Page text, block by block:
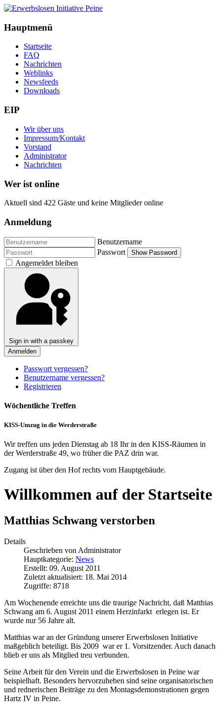
Hauptmenü
Startseite
FAQ
Nachrichten
Weblinks
Newsfeeds
Downloads
EIP
Wir über uns
Impressum/Kontakt
Vorstand
Administrator
Nachrichten
Wer ist online
Aktuell sind 422 Gäste und keine Mitglieder online
Anmeldung
Benutzername
Passwort
Show Password
Angemeldet bleiben
Sign in with a passkey
Anmelden
Passwort vergessen?
Benutzername vergessen?
Registrieren
Wöchentliche Treffen
KISS-Umzug in die Werderstraße
Wir treffen uns jeden Dienstag ab 18 Ihr in den KISS-Räumen in
der Werderstraße 49, wo früher die PAZ drin war.
Zugang ist über den Hof rechts vom Hauptgebäude.
Willkommen auf der Startseite
Matthias Schwang verstorben
Details
Geschrieben von Administrator
Hauptkategorie: News
Erstellt: 09. August 2011
Zuletzt aktualisiert: 18. Mai 2014
Zugriffe: 8718
Am Wochenende erreichte uns die traurige Nachricht, daß Matthias
Schwang am 6. August 2011 einem Herzinfarkt erlegen ist. Er
wurde nur 56 Jahre alt.
Matthias war an der Gründung unserer Erwerbslosen Initiative
maßgeblich beteiligt. Bis 2009 war er 1. Vorsitzender. Auch danach
blieb er uns als Mitglied treu verbunden.
Seine Arbeit für den Verein und die Erwerbslosen in Peine war
beispielhaft. Besonders hervorzuheben sind seine organisatorischen
und rednerischen Beiträge zu den Montagsdemonstrationen gegen
Hartz IV in Peine.